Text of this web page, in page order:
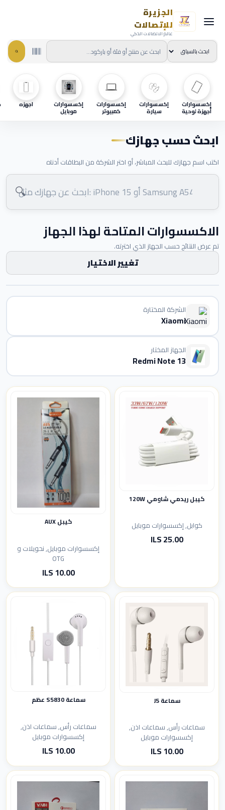
الجزيرة
للإتصالات
عالم الاتصالات الذكي
إكسسوارات
أجهزة لوحية
إكسسوارات
سيارة
إكسسوارات
كمبيوتر
إكسسوارات
موبايل
اجهزه
ابحث حسب جهازك
اكتب اسم جهازك للبحث المباشر، أو اختر الشركة من البطاقات أدناه
🔍
الاكسسوارات المتاحة لهذا الجهاز
تم عرض النتائج حسب الجهاز الذي اخترته.
تغيير الاختيار
الشركة المختارة
Xiaomi
الجهاز المختار
Redmi Note 13
كيبل ريدمي شاومي 120W
كوابل, إكسسوارات موبايل
25.00 ILS
كيبل AUX
إكسسوارات موبايل, نحويلات و
OTG
10.00 ILS
سماعة J5
سماعات رأس, سماعات اذن,
إكسسوارات موبايل
10.00 ILS
سماعة S5830 عظم
سماعات رأس, سماعات اذن,
إكسسوارات موبايل
10.00 ILS